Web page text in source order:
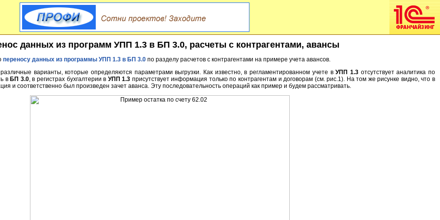
данных из программ УПП 1.3 в БП 3.0, расчеты с контрагентами, авансы
переносу данных из программы УПП 1.3 в БП 3.0 по разделу расчетов с контрагентами на примере учета авансов.
варианты, которые определяются параметрами выгрузки. Как известно, в регламентированном учете вУПП 1.3отсутствует аналитика по
в БП 3.0, в регистрах бухгалтерии в УПП 1.3 присутствует информация только по контрагентам и договорам (см. рис.1). На том же рисунке видно, что в
и соответственно был произведен зачет аванса. Эту последовательность операций как пример и будем рассматривать.